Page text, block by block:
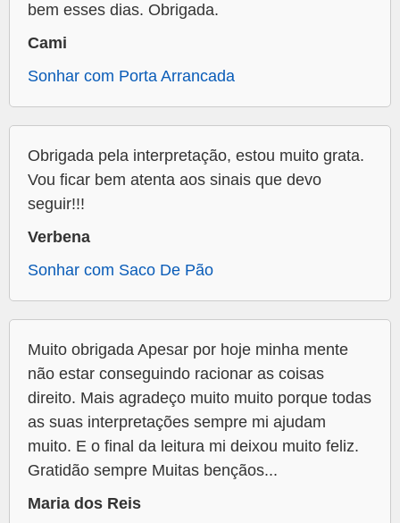
bem esses dias. Obrigada.
Cami
Sonhar com Porta Arrancada
Obrigada pela interpretação, estou muito grata.
Vou ficar bem atenta aos sinais que devo
seguir!!!
Verbena
Sonhar com Saco De Pão
Muito obrigada Apesar por hoje minha mente
não estar conseguindo racionar as coisas
direito. Mais agradeço muito muito porque todas
as suas interpretações sempre mi ajudam
muito. E o final da leitura mi deixou muito feliz.
Gratidão sempre Muitas bençãos...
Maria dos Reis